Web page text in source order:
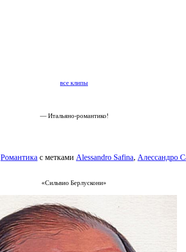
все клипы
— Итальяно-романтико!
Романтика с метками Alessandro Safina, Алессандро
«Сильвио Берлускони»